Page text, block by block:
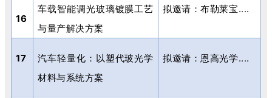
16
车载智能调光玻璃镀膜工艺
与量产解决方案
拟邀请：布勒莱宝....
17
汽车轻量化：以塑代玻光学
材料与系统方案
拟邀请：恩高光学....